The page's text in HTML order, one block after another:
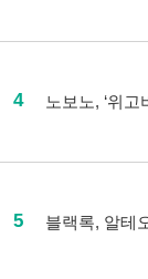
4 노보노, ‘위고
5 블랙록, 알테